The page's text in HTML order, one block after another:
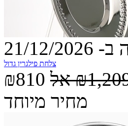
2026
צלחת פילגרין גדול
₪810 אל
מחיר מיוחד